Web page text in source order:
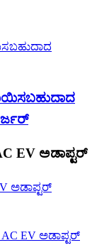
EV ಅಡಾಪ್ಟರ್